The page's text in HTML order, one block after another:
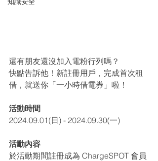
還有朋友還沒加入電粉行列嗎？
快點告訴他！新註冊用戶，完成首次租
借，就送你「一小時借電券」啦！
活動時間
2024.09.01(日) - 2024.09.30(一)
活動內容
於活動期間註冊成為 ChargeSPOT 會員